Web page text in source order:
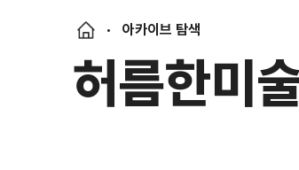
아카이브 탐색
허름한미